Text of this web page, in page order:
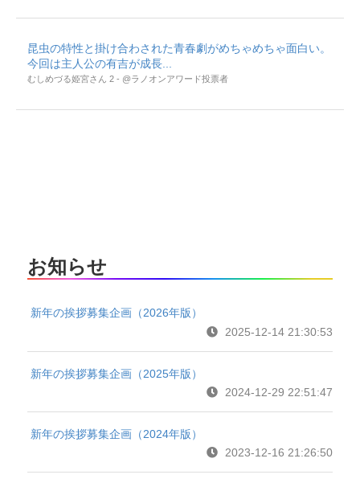
昆虫の特性と掛け合わされた青春劇がめちゃめちゃ面白い。
今回は主人公の有吉が成長...
むしめづる姫宮さん 2 - @ラノオンアワード投票者
お知らせ
新年の挨拶募集企画（2026年版）
2025-12-14 21:30:53
新年の挨拶募集企画（2025年版）
2024-12-29 22:51:47
新年の挨拶募集企画（2024年版）
2023-12-16 21:26:50